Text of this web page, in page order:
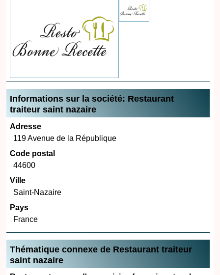
Informations sur la société: Restaurant
traiteur saint nazaire
Adresse
119 Avenue de la République
Code postal
44600
Ville
Saint-Nazaire
Pays
France
Thématique connexe de Restaurant traiteur
saint nazaire